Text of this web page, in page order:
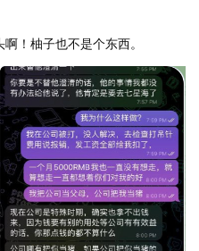
！柚子也不是个东西。